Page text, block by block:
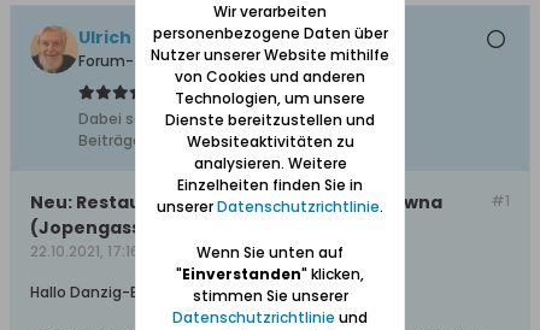
Ulrich 31
Forum-Teilnehmer
Dabei seit:
04.11.2011
Beiträge:
#1
Neu: Restaurant "Tiki Jungle" in der ul. Piwna
(Jopengasse)
22.10.2021, 17:16
Hallo Danzig-Besucher,
Wir verarbeiten
personenbezogene Daten über
Nutzer unserer Website mithilfe
von Cookies und anderen
Technologien, um unsere
Dienste bereitzustellen und
Websiteaktivitäten zu
analysieren. Weitere
Einzelheiten finden Sie in
unsererDatenschutzrichtlinie.
Wenn Sie unten auf
"Einverstanden" klicken,
stimmen Sie unserer
Datenschutzrichtlinie und